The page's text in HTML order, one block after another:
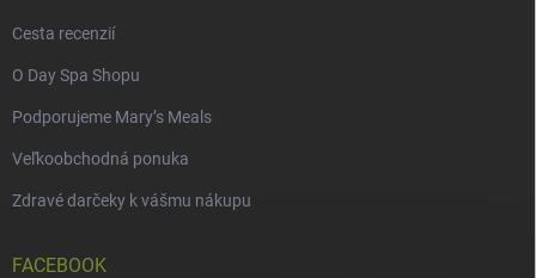
Cesta recenzií
O Day Spa Shopu
Podporujeme Mary’s Meals
Veľkoobchodná ponuka
Zdravé darčeky k vášmu nákupu
FACEBOOK